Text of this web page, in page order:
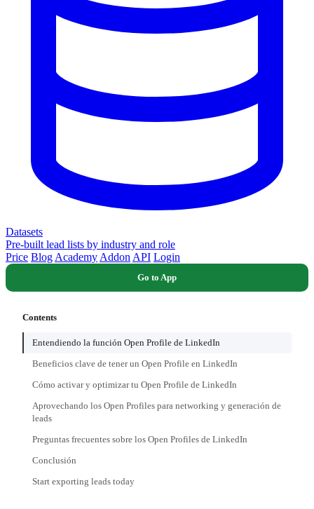
Datasets
Pre-built lead lists by industry and role
Price Blog Academy Addon API Login
Go to App
Contents
Entendiendo la función Open Profile de LinkedIn
Beneficios clave de tener un Open Profile en LinkedIn
Cómo activar y optimizar tu Open Profile de LinkedIn
Aprovechando los Open Profiles para networking y generación de
leads
Preguntas frecuentes sobre los Open Profiles de LinkedIn
Conclusión
Start exporting leads today